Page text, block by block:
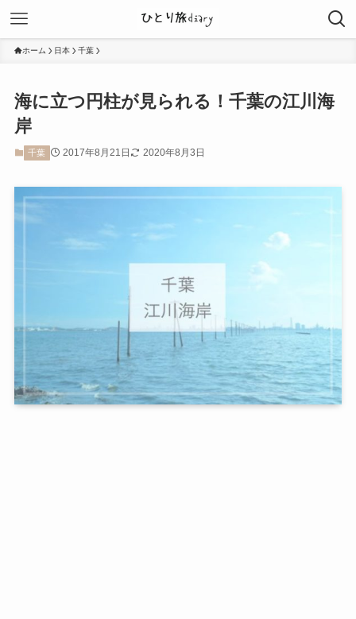
ホーム 日本 千葉
海に立つ円柱が見られる！千葉の江川海
岸
千葉 2017年8月21日 2020年8月3日